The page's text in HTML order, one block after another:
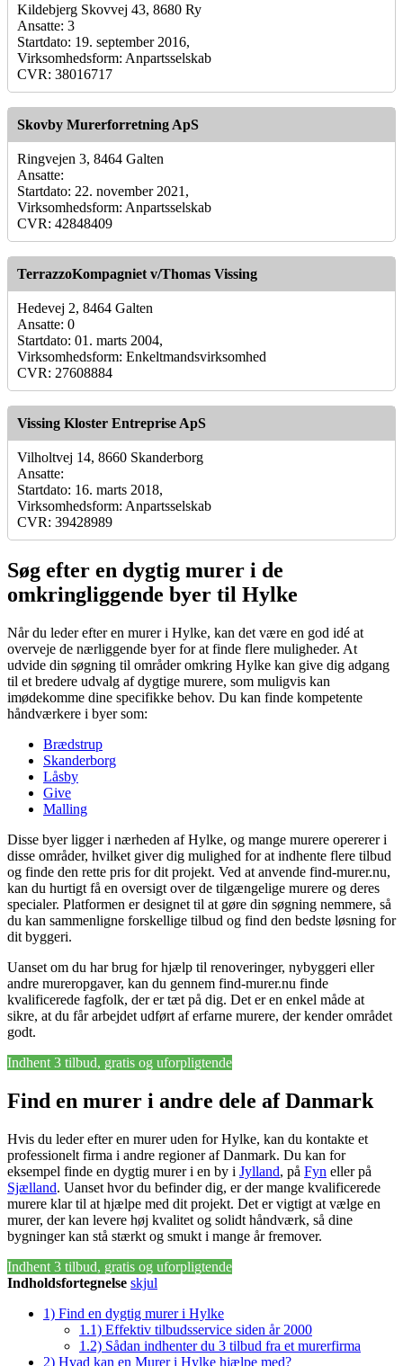
Kildebjerg Skovvej 43, 8680 Ry
Ansatte: 3
Startdato: 19. september 2016,
Virksomhedsform: Anpartsselskab
CVR: 38016717
Skovby Murerforretning ApS
Ringvejen 3, 8464 Galten
Ansatte:
Startdato: 22. november 2021,
Virksomhedsform: Anpartsselskab
CVR: 42848409
TerrazzoKompagniet v/Thomas Vissing
Hedevej 2, 8464 Galten
Ansatte: 0
Startdato: 01. marts 2004,
Virksomhedsform: Enkeltmandsvirksomhed
CVR: 27608884
Vissing Kloster Entreprise ApS
Vilholtvej 14, 8660 Skanderborg
Ansatte:
Startdato: 16. marts 2018,
Virksomhedsform: Anpartsselskab
CVR: 39428989
Søg efter en dygtig murer i de
omkringliggende byer til Hylke
Når du leder efter en murer i Hylke, kan det være en god idé at
overveje de nærliggende byer for at finde flere muligheder. At
udvide din søgning til områder omkring Hylke kan give dig adgang
til et bredere udvalg af dygtige murere, som muligvis kan
imødekomme dine specifikke behov. Du kan finde kompetente
håndværkere i byer som:
Brædstrup
Skanderborg
Låsby
Give
Malling
Disse byer ligger i nærheden af Hylke, og mange murere opererer i
disse områder, hvilket giver dig mulighed for at indhente flere tilbud
og finde den rette pris for dit projekt. Ved at anvende find-murer.nu,
kan du hurtigt få en oversigt over de tilgængelige murere og deres
specialer. Platformen er designet til at gøre din søgning nemmere, så
du kan sammenligne forskellige tilbud og find den bedste løsning for
dit byggeri.
Uanset om du har brug for hjælp til renoveringer, nybyggeri eller
andre mureropgaver, kan du gennem find-murer.nu finde
kvalificerede fagfolk, der er tæt på dig. Det er en enkel måde at
sikre, at du får arbejdet udført af erfarne murere, der kender området
godt.
Indhent 3 tilbud, gratis og uforpligtende
Find en murer i andre dele af Danmark
Hvis du leder efter en murer uden for Hylke, kan du kontakte et
professionelt firma i andre regioner af Danmark. Du kan for
eksempel finde en dygtig murer i en by i Jylland, på Fyn eller på
Sjælland. Uanset hvor du befinder dig, er der mange kvalificerede
murere klar til at hjælpe med dit projekt. Det er vigtigt at vælge en
murer, der kan levere høj kvalitet og solidt håndværk, så dine
bygninger kan stå stærkt og smukt i mange år fremover.
Indhent 3 tilbud, gratis og uforpligtende
Indholdsfortegnelse skjul
1) Find en dygtig murer i Hylke
1.1) Effektiv tilbudsservice siden år 2000
1.2) Sådan indhenter du 3 tilbud fra et murerfirma
2) Hvad kan en Murer i Hylke hjælpe med?